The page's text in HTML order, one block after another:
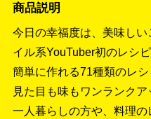
商品説明
今日の幸福度は、美味し
イル系YouTuber初のレシ
簡単に作れる71種類のレシ
見た目も味もワンランクア
一人暮らしの方や、料理